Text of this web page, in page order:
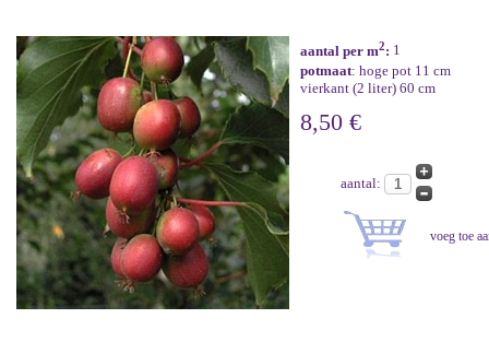
aantal per m2: 1
potmaat: hoge pot 11 cm
vierkant (2 liter) 60 cm
8,50 €
aantal: